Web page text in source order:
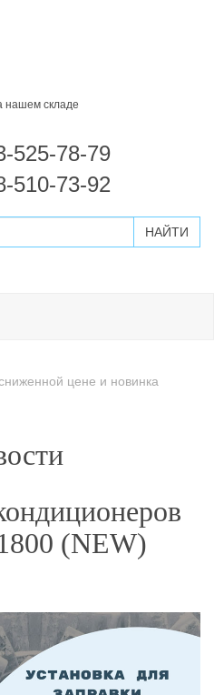
нашем складе
525-78-79
510-73-92
цене и новинка
(NEW)